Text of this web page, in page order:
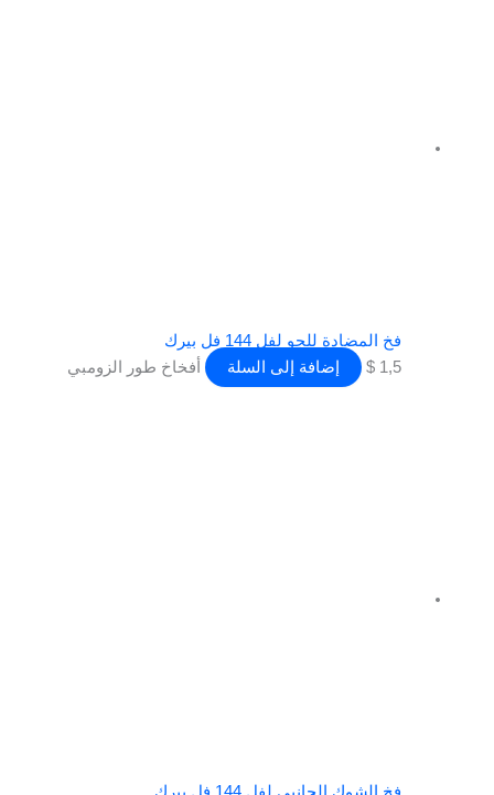
فخ المضادة للجو لفل 144 فل بيرك
1,5
$ إضافة إلى السلة أفخاخ طور الزومبي